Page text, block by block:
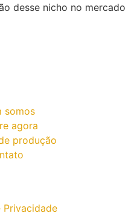
desse nicho no mercado
somos
agora
produção
Privacidade